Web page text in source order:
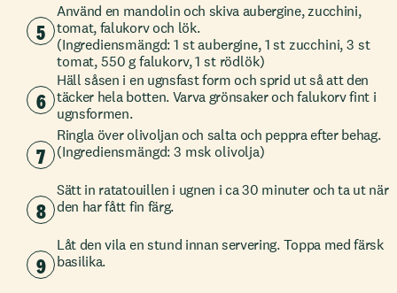
5
Använd en mandolin och skiva aubergine, zucchini,
tomat, falukorv och lök.
(Ingrediensmängd: 1 st aubergine, 1 st zucchini, 3 st
tomat, 550 g falukorv, 1 st rödlök)
6
Häll såsen i en ugnsfast form och sprid ut så att den
täcker hela botten. Varva grönsaker och falukorv fint i
ugnsformen.
7
Ringla över olivoljan och salta och peppra efter behag.
(Ingrediensmängd: 3 msk olivolja)
8
Sätt in ratatouillen i ugnen i ca 30 minuter och ta ut när
den har fått fin färg.
9
Låt den vila en stund innan servering. Toppa med färsk
basilika.